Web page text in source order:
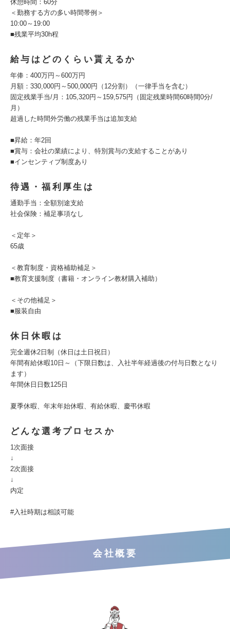
休憩時間：60分
＜勤務する方の多い時間帯例＞
10:00～19:00
■残業平均30h程
給与はどのくらい貰えるか
年俸：400万円～600万円
月額：330,000円～500,000円（12分割）（一律手当を含む）
固定残業手当/月：105,320円～159,575円（固定残業時間60時間0分/
月）
超過した時間外労働の残業手当は追加支給
■昇給：年2回
■賞与：会社の業績により、特別賞与の支給することがあり
■インセンティブ制度あり
待遇・福利厚生は
通勤手当：全額別途支給
社会保険：補足事項なし
＜定年＞
65歳
＜教育制度・資格補助補足＞
■教育支援制度（書籍・オンライン教材購入補助）
＜その他補足＞
■服装自由
休日休暇は
完全週休2日制（休日は土日祝日）
年間有給休暇10日～（下限日数は、入社半年経過後の付与日数となり
ます）
年間休日日数125日
夏季休暇、年末年始休暇、有給休暇、慶弔休暇
どんな選考プロセスか
1次面接
↓
2次面接
↓
内定
#入社時期は相談可能
会社概要